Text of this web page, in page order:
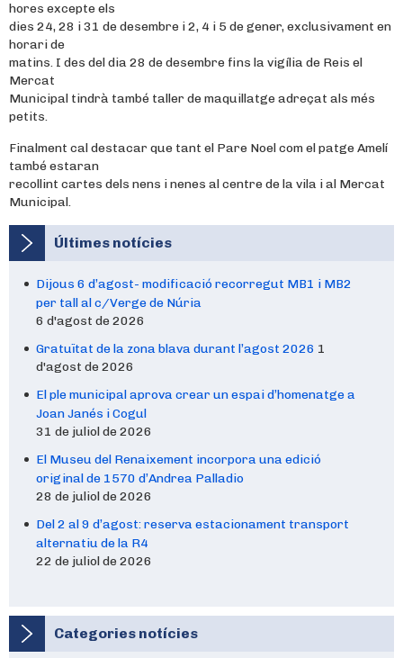
hores excepte els
dies 24, 28 i 31 de desembre i 2, 4 i 5 de gener, exclusivament en
horari de
matins. I des del dia 28 de desembre fins la vigília de Reis el
Mercat
Municipal tindrà també taller de maquillatge adreçat als més
petits.
Finalment cal destacar que tant el Pare Noel com el patge Amelí
també estaran
recollint cartes dels nens i nenes al centre de la vila i al Mercat
Municipal.
Últimes notícies
Dijous 6 d’agost- modificació recorregut MB1 i MB2
per tall al c/Verge de Núria
6 d'agost de 2026
Gratuïtat de la zona blava durant l’agost 2026 1
d'agost de 2026
El ple municipal aprova crear un espai d’homenatge a
Joan Janés i Cogul
31 de juliol de 2026
El Museu del Renaixement incorpora una edició
original de 1570 d’Andrea Palladio
28 de juliol de 2026
Del 2 al 9 d’agost: reserva estacionament transport
alternatiu de la R4
22 de juliol de 2026
Categories notícies